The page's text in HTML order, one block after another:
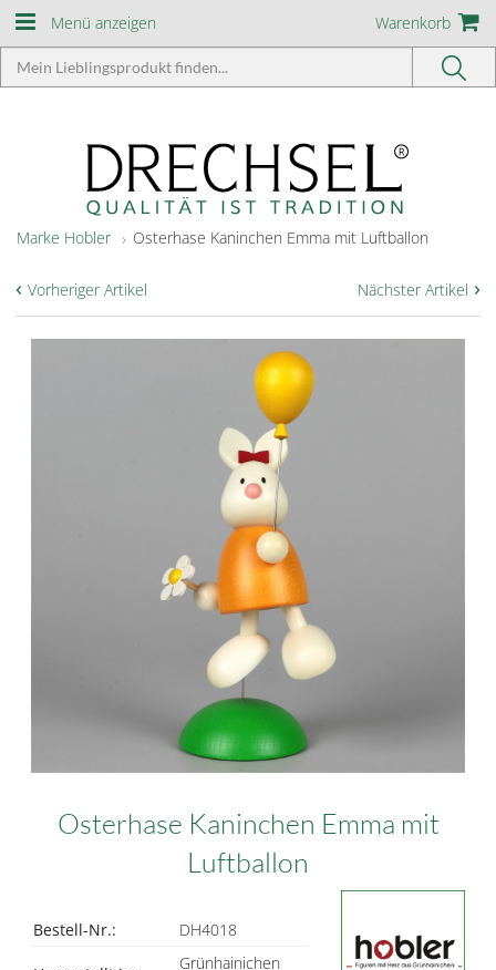
Menü anzeigen Warenkorb
Marke Hobler Osterhase Kaninchen Emma mit Luftballon
Nächster Artikel ›
‹ Vorheriger Artikel
Osterhase Kaninchen Emma mit
Luftballon
Bestell-Nr.: DH4018
Grünhainichen